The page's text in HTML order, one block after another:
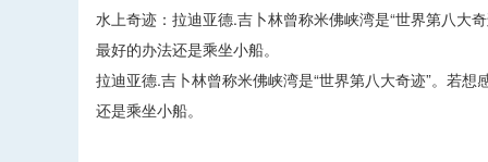
水上奇迹：拉迪亚德.吉卜林曾称米佛峡湾是“世界第八大
最好的办法还是乘坐小船。
拉迪亚德.吉卜林曾称米佛峡湾是“世界第八大奇迹”。若
还是乘坐小船。